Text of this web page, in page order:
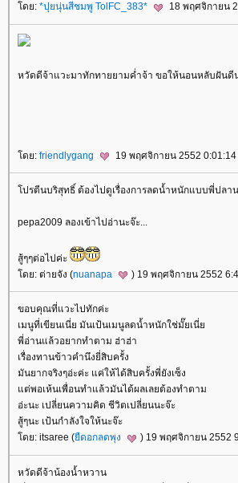
ดย: *ปุยนุ่นสีชมพู TolFC_383* 18 พฤศจิกายน
หวัดดีจ้าแวะมาทักทายยามค่ำจ้า ขอให้นอนหลับฝันดี
ดย: friendlygang 19 พฤศจิกายน 2552 0:01:14
ปรตีนบริสุทธิ์ ต้องไปดูเรื่องการลดน้ำหนักแบบพี่ปลา
pepa2009 ลองเข้าไปอ่านะจ๊ะ...
สู้ๆๆต่อไปค่ะ
ดย: ต่ายจัง (nuanapa ) 19 พฤศจิกายน 2552
ขอบคุณที่แวะไปทักค่ะ
เมนูที่เขียนเนี่ย มันเป้นเมนูลดน้ำหนักใช่มั๊ยเนี่
พี่อ่านแล้วอยากทำตาม ฮ่าฮ่า
เรื่องทานข้าวคำนึงยี่สิบครั้ง
มันยากจริงๆอ่ะค่ะ แค่ให้ได้สิบครั้งพี่ยังเซ็ง
ต่พอเห้นเพื่อนทำแล้วมันได้ผลเลยต้องทำตาม
อ่ะนะ เปลี่ยนความคิด ชีวิตเปลี่ยนนะจ๊ะ
สู้ๆนะ เป้นกำลังใจให้นะจ๊ะ
ดย: itsaree (ืดอกลดพุง ) 19 พฤศจิกายน 2552
หวัดดีจ้าน้องน้ำหวาน